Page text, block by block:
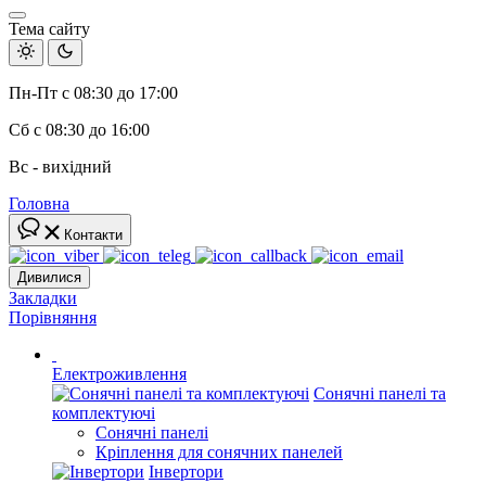
Тема сайту
Пн-Пт с 08:30 до 17:00
Сб с 08:30 до 16:00
Вс - вихідний
Головна
Контакти
Дивилися
Закладки
Порівняння
Електроживлення
Сонячні панелі та
комплектуючі
Сонячні панелі
Кріплення для сонячних панелей
Інвертори